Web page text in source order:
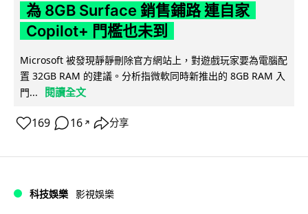
為 8GB Surface 銷售鋪路 連自家
Copilot+ 門檻也未到
Microsoft 被發現靜靜刪除官方網站上，對遊戲玩家要為電腦配
置 32GB RAM 的建議。分析指微軟同時新推出的 8GB RAM 入
門...
閱讀全文
169 16 ↗ 分享
科技娛樂 影視娛樂